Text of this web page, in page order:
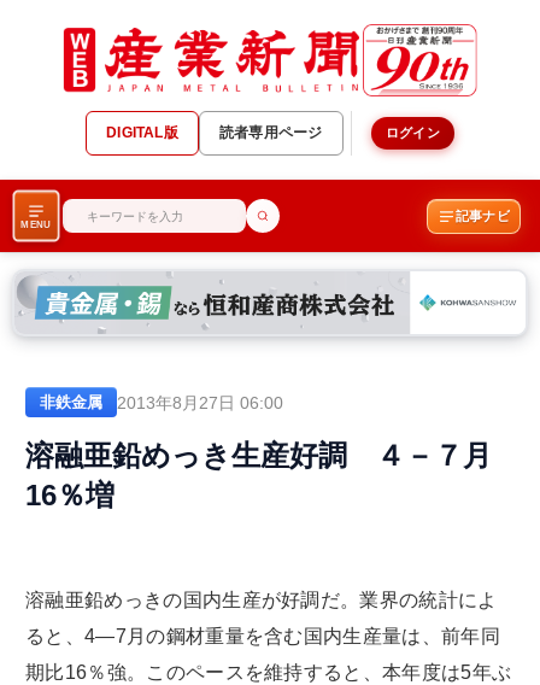
DIGITAL版 読者専用ページ ログイン
MENU
記事ナビ
非鉄金属 2013年8月27日 06:00
溶融亜鉛めっき生産好調 ４－７月
16％増
溶融亜鉛めっきの国内生産が好調だ。業界の統計によ
ると、4―7月の鋼材重量を含む国内生産量は、前年同
期比16％強。このペースを維持すると、本年度は5年ぶ